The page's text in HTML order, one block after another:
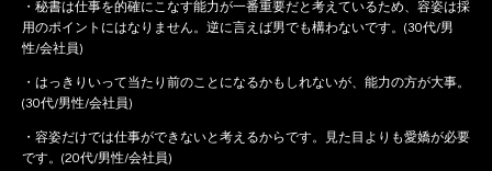
・秘書は仕事を的確にこなす能力が一番重要だと考えているため、容姿は採
用のポイントにはなりません。逆に言えば男でも構わないです。(30代/男
性/会社員)
・はっきりいって当たり前のことになるかもしれないが、能力の方が大事。
(30代/男性/会社員)
・容姿だけでは仕事ができないと考えるからです。見た目よりも愛嬌が必要
です。(20代/男性/会社員)